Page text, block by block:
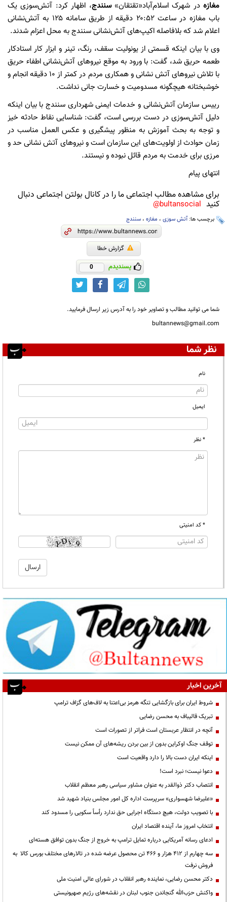
مغازهدر شهرک اسلام‌آباد«تقتقان»سنندج، اظهار کرد: آتش‌سوزی یک
باب مغازه در ساعت ۲۰:۵۲ دقیقه از طریق سامانه ۱۲۵ به آتش‌نشانی
اعلام شد که بلافاصله اکیپ‌های آتش‌نشانی سنندج به محل اعزام شدند.
وی با بیان اینکه قسمتی از یونولیت سقف، رنگ، تینر و ابزار کار استادکار
طعمه حریق شد، گفت: با ورود به موقع نیروهای آتش‌نشانی اطفاء حریق
با تلاش نیروهای آتش نشانی و همکاری مردم در کمتر از ۱۰ دقیقه انجام و
خوشبختانه هیچگونه مسدومیت و خسارت جانی نداشت.
رییس سازمان آتش‌نشانی و خدمات ایمنی شهرداری سنندج با بیان اینکه
دلیل آتش‌سوزی در دست بررسی است، گفت: شناسایی نقاط حادثه‌ خیز
و توجه به بحث آموزش به منظور پیشگیری و عکس‌ العمل مناسب در
زمان حوادث از اولویت‌های این سازمان است و نیروهای آتش‌ نشانی حد و
مرزی برای خدمت به مردم قائل نبوده و نیستند.
انتهای پیام
برای مشاهده مطالب اجتماعی ما را در کانال بولتن اجتماعی دنبال
کنید bultansocial@
برچسب ها:آتش سوزی ، مغازه ، سنندج
گزارش خطا
پسندیدم 0
شما می توانید مطالب و تصاویر خود را به آدرس زیر ارسال فرمایید.
bultannews@gmail.com
نظر شما
نام
ایمیل
* نظر
* کد امنیتی
آخرین اخبار
شروط ایران برای بازگشایی تنگه هرمز بی‌اعتنا به لاف‌های گزاف ترامپ
تبریک قالیباف به محسن رضایی
آنچه در انتظار عربستان است فراتر از تصورات است
توقف جنگ اوکراین بدون از بین بردن ریشه‌های آن ممکن نیست
اینکه ایران دست بالا را دارد واقعیت است
دعوا نیست؛ نبرد است!
انتصاب دکتر ذوالقدر به عنوان مشاور سیاسی رهبر معظم انقلاب
«علیرضا شهسواری» سرپرست اداره کل امور مجلس بنیاد شهید شد
با تصویب دولت، هیچ دستگاه اجرایی حق ندارد رأساً سکویی را مسدود کند
انتخاب امروز ما، آینده اقتصاد ایران
ادعای رسانه آمریکایی درباره تمایل ترامپ به خروج از جنگ بدون توافق هسته‌ای
سه چهارم از ۴۱۲ هزار و ۴۶۶ تن محصول عرضه شده در تالارهای مختلف بورس کالا به
فروش نرفت
دکتر محسن رضایی، نماینده رهبر انقلاب در شورای عالی امنیت ملی
واکنش حزب‌الله گنجاندن جنوب لبنان در نقشه‌های رژیم صهیونیستی